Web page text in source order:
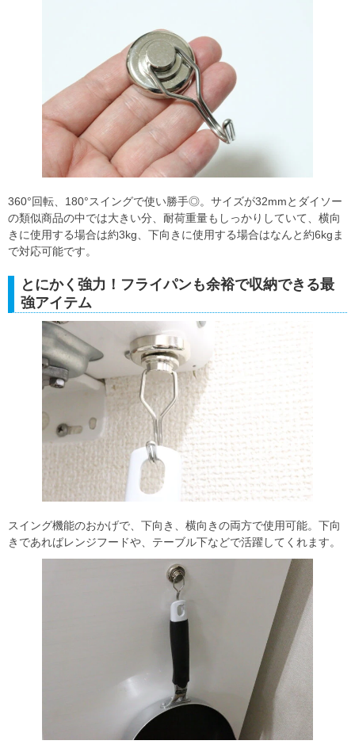
360°回転、180°スイングで使い勝手◎。サイズが32mmとダイソー
の類似商品の中では大きい分、耐荷重量もしっかりしていて、横向
きに使用する場合は約3kg、下向きに使用する場合はなんと約6kgま
で対応可能です。
とにかく強力！フライパンも余裕で収納できる最
強アイテム
スイング機能のおかげで、下向き、横向きの両方で使用可能。下向
きであればレンジフードや、テーブル下などで活躍してくれます。